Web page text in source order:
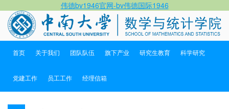
伟德bv1946官网-bv伟德国际1946
首页 关于我们 团队队伍 旗下产业 研究生教育 科学研究
党建工作 员工工作 经理信箱